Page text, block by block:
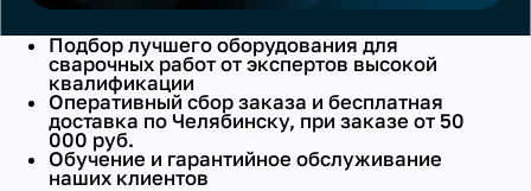
заказать звонок
Подбор лучшего оборудования для
сварочных работ от экспертов высокой
квалификации
Оперативный сбор заказа и бесплатная
доставка по Челябинску, при заказе от 50
000 руб.
Обучение и гарантийное обслуживание
наших клиентов